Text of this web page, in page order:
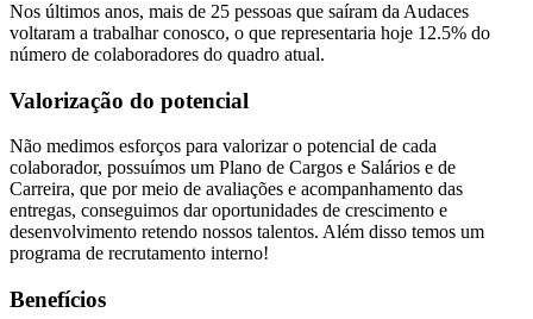
Nos últimos anos, mais de 25 pessoas que saíram da Audaces
voltaram a trabalhar conosco, o que representaria hoje 12.5% do
número de colaboradores do quadro atual.
Valorização do potencial
Não medimos esforços para valorizar o potencial de cada
colaborador, possuímos um Plano de Cargos e Salários e de
Carreira, que por meio de avaliações e acompanhamento das
entregas, conseguimos dar oportunidades de crescimento e
desenvolvimento retendo nossos talentos. Além disso temos um
programa de recrutamento interno!
Benefícios